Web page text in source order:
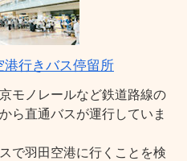
行きバス停留所
モノレールなど鉄道路線の
ら直通バスが運行していま
で羽田空港に行くことを検